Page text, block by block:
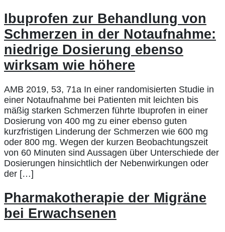
Ibuprofen zur Behandlung von
Schmerzen in der Notaufnahme:
niedrige Dosierung ebenso
wirksam wie höhere
AMB 2019, 53, 71a In einer randomisierten Studie in
einer Notaufnahme bei Patienten mit leichten bis
mäßig starken Schmerzen führte Ibuprofen in einer
Dosierung von 400 mg zu einer ebenso guten
kurzfristigen Linderung der Schmerzen wie 600 mg
oder 800 mg. Wegen der kurzen Beobachtungszeit
von 60 Minuten sind Aussagen über Unterschiede der
Dosierungen hinsichtlich der Nebenwirkungen oder
der […]
Pharmakotherapie der Migräne
bei Erwachsenen